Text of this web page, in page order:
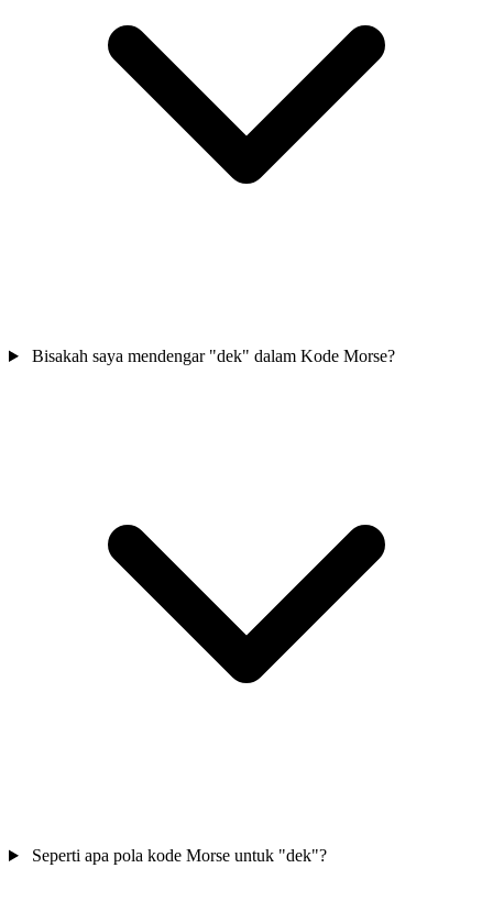
Bisakah saya mendengar "dek" dalam Kode Morse?
Seperti apa pola kode Morse untuk "dek"?